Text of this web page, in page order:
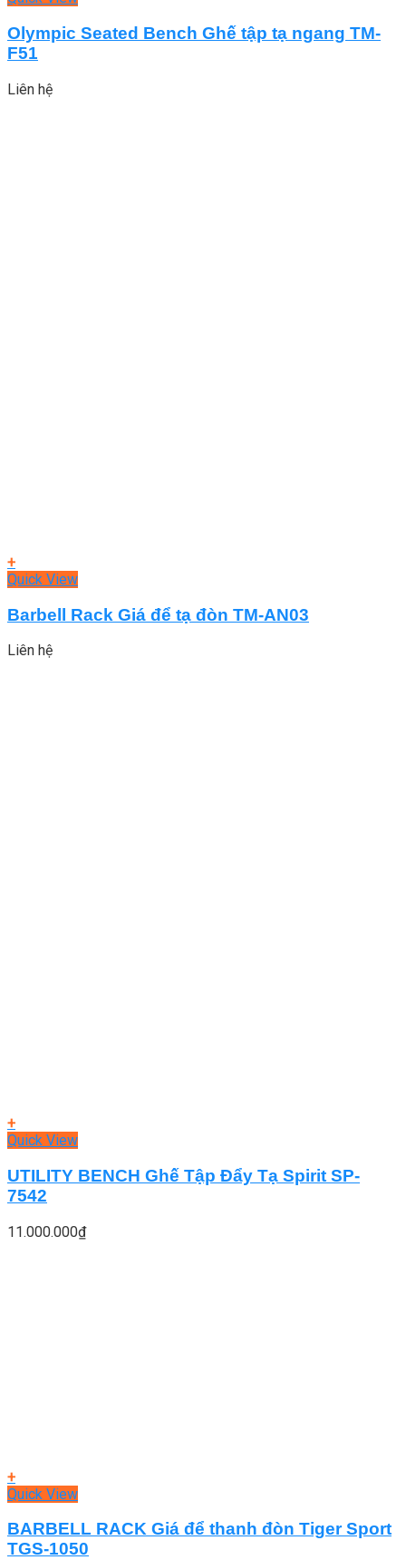
Olympic Seated Bench Ghế tập tạ ngang TM-
F51
Liên hệ
+
Quick View
Barbell Rack Giá để tạ đòn TM-AN03
Liên hệ
+
Quick View
UTILITY BENCH Ghế Tập Đẩy Tạ Spirit SP-
7542
11.000.000₫
+
Quick View
BARBELL RACK Giá để thanh đòn Tiger Sport
TGS-1050